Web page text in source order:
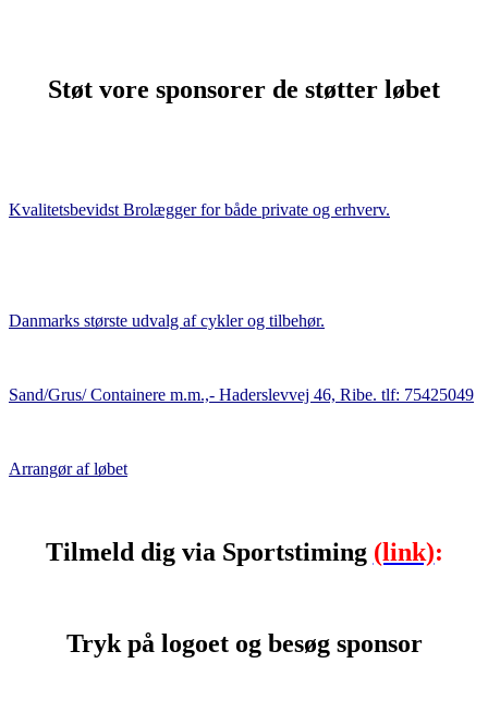
Støt vore sponsorer de støtter løbet
Kvalitetsbevidst Brolægger for både private og erhverv.
Danmarks største udvalg af cykler og tilbehør.
Sand/Grus/ Containere m.m.,- Haderslevvej 46, Ribe. tlf: 75425049
Arrangør af løbet
Tilmeld dig via Sportstiming (link):
Tryk på logoet og besøg sponsor